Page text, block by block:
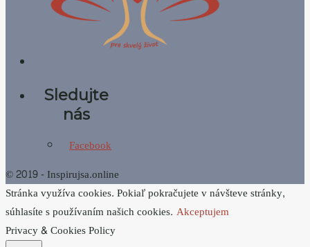
Sledujte
nás
Facebook
© 2019 - Inspirujsa.online
Stránka využíva cookies. Pokiaľ pokračujete v návšteve stránky,
súhlasíte s používaním našich cookies. Akceptujem
Privacy & Cookies Policy